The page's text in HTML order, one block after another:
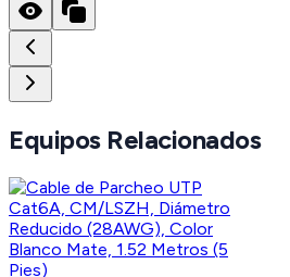
Equipos Relacionados